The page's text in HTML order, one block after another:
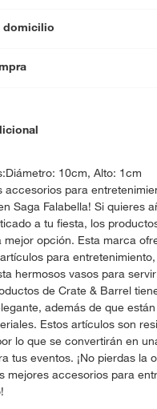
domicilio
10cm, Alto: 1cm
accesorios para
Saga Falabella! Si quieres
a tu fiesta, los
mejor opción. Esta marca
para
hermosos vasos para
de Crate & Barrel
además de que
Estos artículos son
lo que se convertirán en
tus eventos. ¡No pierdas la
mejores accesorios para